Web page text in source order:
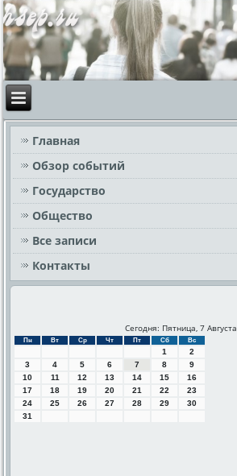
Главная
Обзор событий
Государство
Общество
Все записи
Контакты
Сегодня: Пятница, 7 Августа
Пн Вт Ср Чт Пт Сб Вс
1
2
3
4 5 6 7 8
9
10
11 12 13 14 15
16
17
18 19 20 21 22
23
24
25 26 27 28 29
30
31